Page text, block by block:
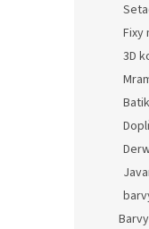
Fixy
3D